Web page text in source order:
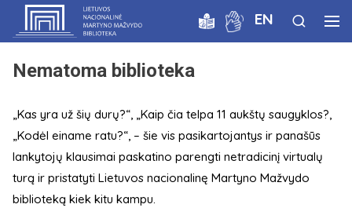
EN
Nematoma biblioteka
„Kas yra už šių durų?“, „Kaip čia telpa 11 aukštų saugyklos?,
„Kodėl einame ratu?“, – šie vis pasikartojantys ir panašūs
lankytojų klausimai paskatino parengti netradicinį virtualų
turą ir pristatyti Lietuvos nacionalinę Martyno Mažvydo
biblioteką kiek kitu kampu.